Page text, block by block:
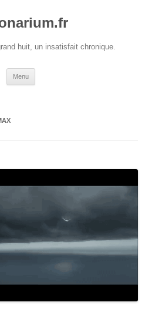
huit, un insatisfait chronique.
Menu